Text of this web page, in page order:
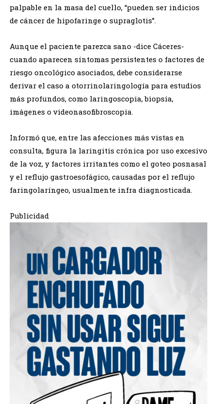
palpable en la masa del cuello, “pueden ser indicios
de cáncer de hipofaringe o supraglotis”.
Aunque el paciente parezca sano -dice Cáceres-
cuando aparecen síntomas persistentes o factores de
riesgo oncológico asociados, debe considerarse
derivar el caso a otorrinolaringología para estudios
más profundos, como laringoscopia, biopsia,
imágenes o videonasofibroscopia.
Informó que, entre las afecciones más vistas en
consulta, figura la laringitis crónica por uso excesivo
de la voz, y factores irritantes como el goteo posnasal
y el reflujo gastroesofágico, causadas por el reflujo
faringolaríngeo, usualmente infra diagnosticada.
Publicidad